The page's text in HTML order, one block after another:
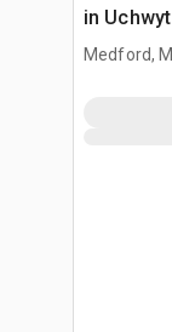
in
Medford,